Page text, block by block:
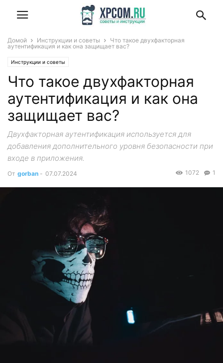
Домой Инструкции и советы
Что такое двухфакторная
аутентификация и как она защищает вас?
Инструкции и советы
Что такое двухфакторная
аутентификация и как она
защищает вас?
Двухфакторная аутентификация используется для
добавления дополнительного уровня безопасности при
входе в приложения.
От gorban - 07.07.2024 1
1072